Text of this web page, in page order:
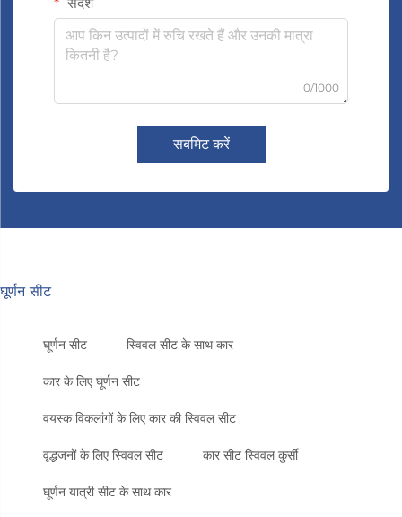
संदेश
0/1000
सबमिट करें
घूर्णन सीट
घूर्णन सीट स्विवल सीट के साथ कार
कार के लिए घूर्णन सीट
वयस्क विकलांगों के लिए कार की स्विवल सीट
वृद्धजनों के लिए स्विवल सीट कार सीट स्विवल कुर्सी
घूर्णन यात्री सीट के साथ कार